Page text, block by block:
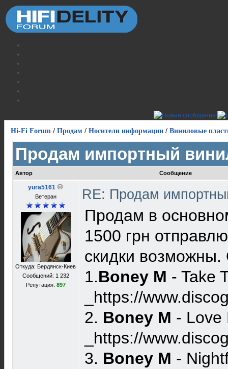
Hi-Fi Forum / Продам / Носители информации / Виниловые
Продам импортный
Автор Сообщение
yura5161
Ветеран
Откуда: Бердянск-Киев
Сообщений: 1 232
Репутация: 897
RE: Продам
Продам в
1500 грн
скидки возможны.
1.Boney M - Take
_https://
2. Boney M - Love
_https://
3. Boney M -